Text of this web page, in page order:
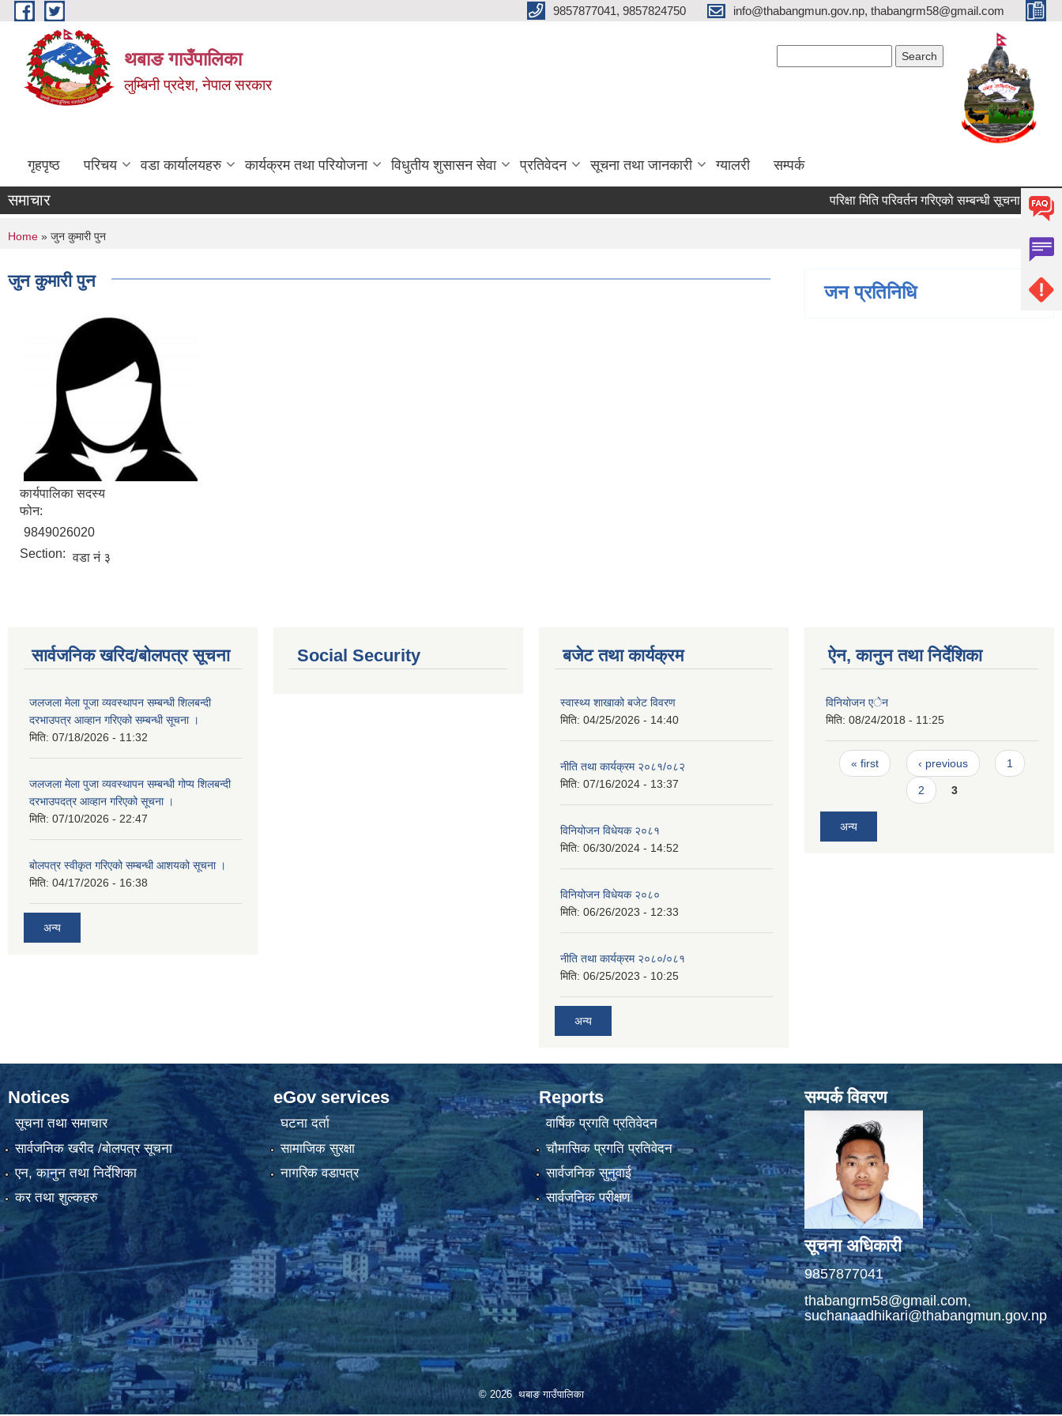
Skip to main content 9857877041, 9857824750 info@thabangmun.gov.np, thabangrm58@gmail.com
थबाङ गाउँपालिका
लुम्बिनी प्रदेश, नेपाल सरकार
गृहपृष्ठ परिचय वडा कार्यालयहरु कार्यक्रम तथा परियोजना विधुतीय शुसासन सेवा प्रतिवेदन सूचना तथा जानकारी ग्यालरी सम्पर्क
समाचार परिक्षा मिति परिवर्तन गरिएको सम्बन्धी सूचना ।
You are here
Home » जुन कुमारी पुन
जुन कुमारी पुन
कार्यपालिका सदस्य
फोन:
9849026020
Section: वडा नं ३
जन प्रतिनिधि
सार्वजनिक खरिद/बोलपत्र सूचना
जलजला मेला पूजा व्यवस्थापन सम्बन्धी शिलबन्दी
दरभाउपत्र आव्हान गरिएको सम्बन्धी सूचना ।
मिति: 07/18/2026 - 11:32
जलजला मेला पुजा व्यवस्थापन सम्बन्धी गोप्य शिलबन्दी
दरभाउपदत्र आव्हान गरिएको सूचना ।
मिति: 07/10/2026 - 22:47
बोलपत्र स्वीकृत गरिएको सम्बन्धी आशयको सूचना ।
मिति: 04/17/2026 - 16:38
अन्य
Social Security बजेट तथा कार्यक्रम
स्वास्थ्य शाखाको बजेट विवरण
मिति: 04/25/2026 - 14:40
नीति तथा कार्यक्रम २०८१/०८२
मिति: 07/16/2024 - 13:37
विनियोजन विधेयक २०८१
मिति: 06/30/2024 - 14:52
विनियोजन विधेयक २०८०
मिति: 06/26/2023 - 12:33
नीति तथा कार्यक्रम २०८०/०८१
मिति: 06/25/2023 - 10:25
अन्य
ऐन, कानुन तथा निर्देशिका
विनियाेजन एेन
मिति: 08/24/2018 - 11:25
Pages
« first ‹ previous 1
2 3
अन्य
Notices
सूचना तथा समाचार
सार्वजनिक खरीद /बोलपत्र सूचना
एन, कानुन तथा निर्देशिका
कर तथा शुल्कहरु
eGov services
घटना दर्ता
सामाजिक सुरक्षा
नागरिक वडापत्र
Reports
वार्षिक प्रगति प्रतिवेदन
चौमासिक प्रगति प्रतिवेदन
सार्वजनिक सुनुवाई
सार्वजनिक परीक्षण
सम्पर्क विवरण
सूचना अधिकारी
9857877041
thabangrm58@gmail.com,
suchanaadhikari@thabangmun.gov.np
© 2026 थबाङ गाउँपालिका